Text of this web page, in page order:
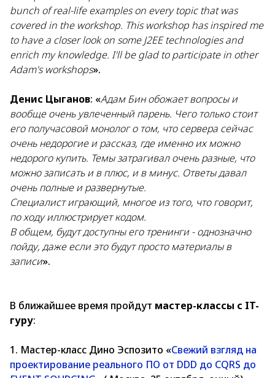
bunch of real-life examples on every topic that was
covered in the workshop. This workshop has inspired me
to have a closer look on some J2EE technologies and
enrich my knowledge. I'll be glad to participate in other
Adam's workshops».
Денис Цыганов: «Адам Бин обожает вопросы и
вообще очень увлеченный парень. Чего только стоит
его получасовой монолог о том, что сервера сейчас
очень недорогие и рассказ, где именно их можно
недорого купить. Темы затрагивал очень разные, что
можно записать и в плюс, и в минус. Ответы давал
очень полные и развернутые.
Специалист играющий, многое из того, что говорит,
по ходу иллюстрирует кодом.
В общем, будут доступны его тренинги - однозначно
пойду, даже если это будут просто материалы в
записи».
В ближайшее время пройдут мастер-классы с IT-
гуру:
1. Мастер-класс Дино Эспозито «Свежий взгляд на
проектирование реального ПО от DDD до CQRS до